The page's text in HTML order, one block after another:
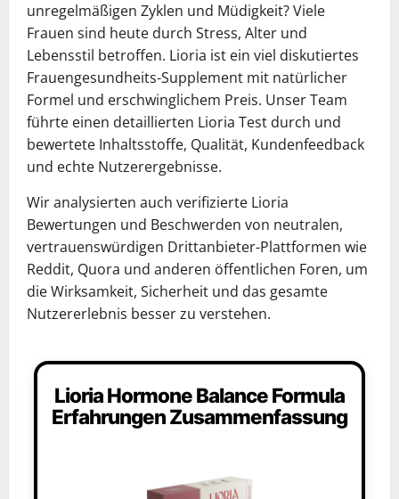
unregelmäßigen Zyklen und Müdigkeit? Viele
Frauen sind heute durch Stress, Alter und
Lebensstil betroffen. Lioria ist ein viel diskutiertes
Frauengesundheits-Supplement mit natürlicher
Formel und erschwinglichem Preis. Unser Team
führte einen detaillierten Lioria Test durch und
bewertete Inhaltsstoffe, Qualität, Kundenfeedback
und echte Nutzerergebnisse.
Wir analysierten auch verifizierte Lioria
Bewertungen und Beschwerden von neutralen,
vertrauenswürdigen Drittanbieter-Plattformen wie
Reddit, Quora und anderen öffentlichen Foren, um
die Wirksamkeit, Sicherheit und das gesamte
Nutzererlebnis besser zu verstehen.
Lioria Hormone Balance Formula
Erfahrungen Zusammenfassung